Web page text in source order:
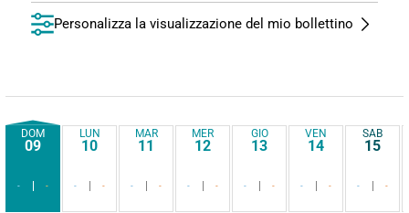
Personalizza la visualizzazione del mio bollettino
DOM
09
- -
LUN
10
- -
MAR
11
- -
MER
12
- -
GIO
13
- -
VEN
14
- -
SAB
15
- -